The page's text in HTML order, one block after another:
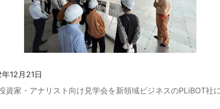
12月21日
資家・アナリスト向け見学会を新領域ビジネスのPLiBOT社